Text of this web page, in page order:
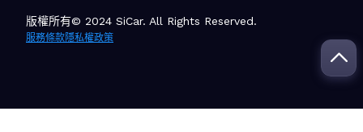
版權所有© 2024 SiCar. All Rights Reserved.
服務條款隱私權政策